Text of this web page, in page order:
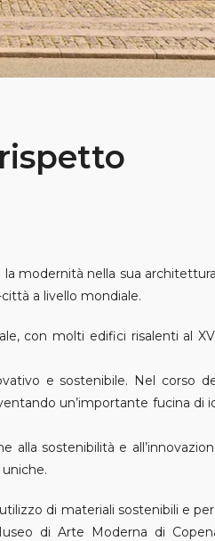
modernità nella sua
a livello mondiale.
con molti edifici risalenti al
e sostenibile. Nel corso
un’importante fucina di
alla sostenibilità e
di materiali sostenibili e
di Arte Moderna di